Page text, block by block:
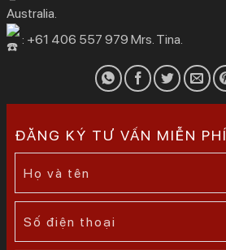
Australia.
: +61 406 557 979 Mrs. Tina.
ĐĂNG KÝ TƯ VẤN MIỄN PHÍ